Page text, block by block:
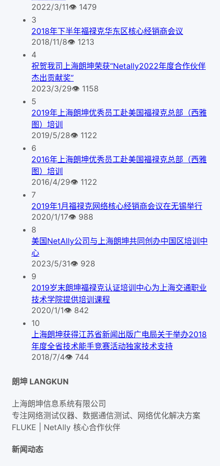
2022/3/11👁 1479
3
2018年下半年福禄克华东区核心经销商会议
2018/11/8👁 1213
4
祝贺我司上海朗坤荣获“Netally2022年度合作伙伴
杰出贡献奖”
2023/3/29👁 1158
5
2019年上海朗坤优秀员工赴美国福禄克总部（西雅
图）培训
2019/5/28👁 1122
6
2016年上海朗坤优秀员工赴美国福禄克总部（西雅
图）培训
2016/4/29👁 1122
7
2019年1月福禄克网络核心经销商会议在无锡举行
2020/1/17👁 988
8
美国NetAlly公司与上海朗坤共同创办中国区培训中
心
2023/5/31👁 928
9
2019岁末朗坤福禄克认证培训中心为上海交通职业
技术学院提供培训课程
2020/1/1👁 842
10
上海朗坤获得江苏省新闻出版广电局关于举办2018
年度全省技术能手竞赛活动独家技术支持
2018/7/4👁 744
朗坤 LANGKUN
上海朗坤信息系统有限公司
专注网络测试仪器、数据通信测试、网络优化解决方案
FLUKE | NetAlly 核心合作伙伴
新闻动态